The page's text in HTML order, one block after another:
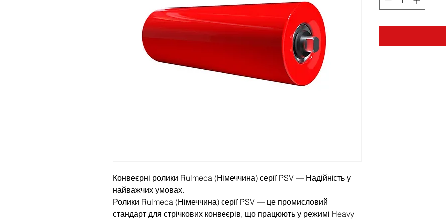
Конвеєрні ролики Rulmeca (Німеччина) серії PSV — Надійність у
найважчих умовах.
Ролики Rulmeca (Німеччина) серії PSV — це промисловий
стандарт для стрічкових конвеєрів, що працюють у режимі Heavy